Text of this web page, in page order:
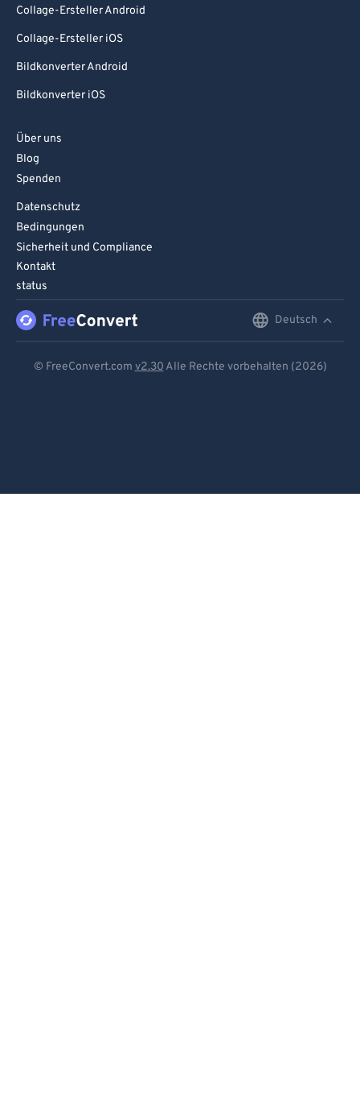
Collage-Ersteller Android
Collage-Ersteller iOS
Bildkonverter Android
Bildkonverter iOS
Über uns
Blog
Spenden
Datenschutz
Bedingungen
Sicherheit und Compliance
Kontakt
status
Deutsch
© FreeConvert.com v2.30 Alle Rechte vorbehalten (2026)